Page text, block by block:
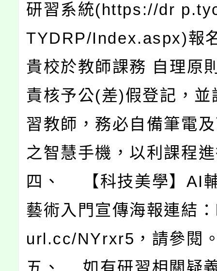
研習系統(https://dr
TYDRP/Index.aspx)報
貴校於教師課務 自理原
責核予公(差)假登記，並
習教師，務必自備筆電
之智慧手機，以利課程
四、 【科技美學】AI
藝術入門宣傳海報連結
url.cc/NYrxr5，請參閱
五、 如有研習相關疑